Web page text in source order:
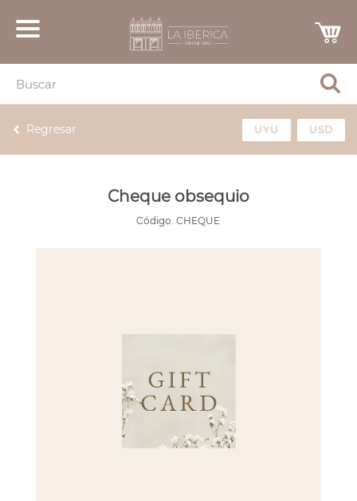
Regresar UYU USD
Cheque obsequio
Código: CHEQUE